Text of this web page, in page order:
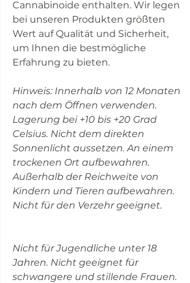
Cannabinoide enthalten. Wir legen
bei unseren Produkten größten
Wert auf Qualität und Sicherheit,
um Ihnen die bestmögliche
Erfahrung zu bieten.
Hinweis: Innerhalb von 12 Monaten
nach dem Öffnen verwenden.
Lagerung bei +10 bis +20 Grad
Celsius. Nicht dem direkten
Sonnenlicht aussetzen. An einem
trockenen Ort aufbewahren.
Außerhalb der Reichweite von
Kindern und Tieren aufbewahren.
Nicht für den Verzehr geeignet.
Nicht für Jugendliche unter 18
Jahren. Nicht geeignet für
schwangere und stillende Frauen.